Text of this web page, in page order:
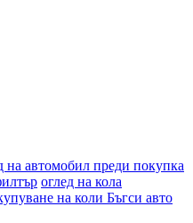
на автомобил преди покупка
оглед на кола
на коли Бъгси авто